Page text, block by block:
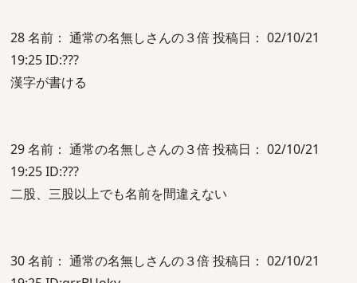
28 名前： 通常の名無しさんの３倍 投稿日： 02/10/21
19:25 ID:???
漢字が書ける
29 名前： 通常の名無しさんの３倍 投稿日： 02/10/21
19:25 ID:???
二股、三股以上でも名前を間違えない
30 名前： 通常の名無しさんの３倍 投稿日： 02/10/21